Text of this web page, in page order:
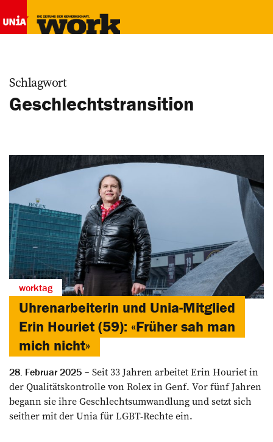
Schlagwort
Geschlechtstransition
worktag
Uhrenarbeiterin und Unia-Mitglied
Erin Houriet (59): «Früher sah man
mich nicht»
28. Februar 2025
Seit 33 Jahren arbeitet Erin Houriet in
der Qualitätskontrolle von Rolex in Genf. Vor fünf Jahren
begann sie ihre Geschlechtsumwandlung und setzt sich
seither mit der Unia für LGBT-Rechte ein.